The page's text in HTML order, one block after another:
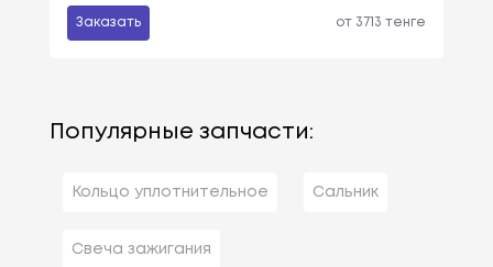
Заказать от 3713 тенге
Популярные запчасти:
Кольцо уплотнительное Сальник
Свеча зажигания